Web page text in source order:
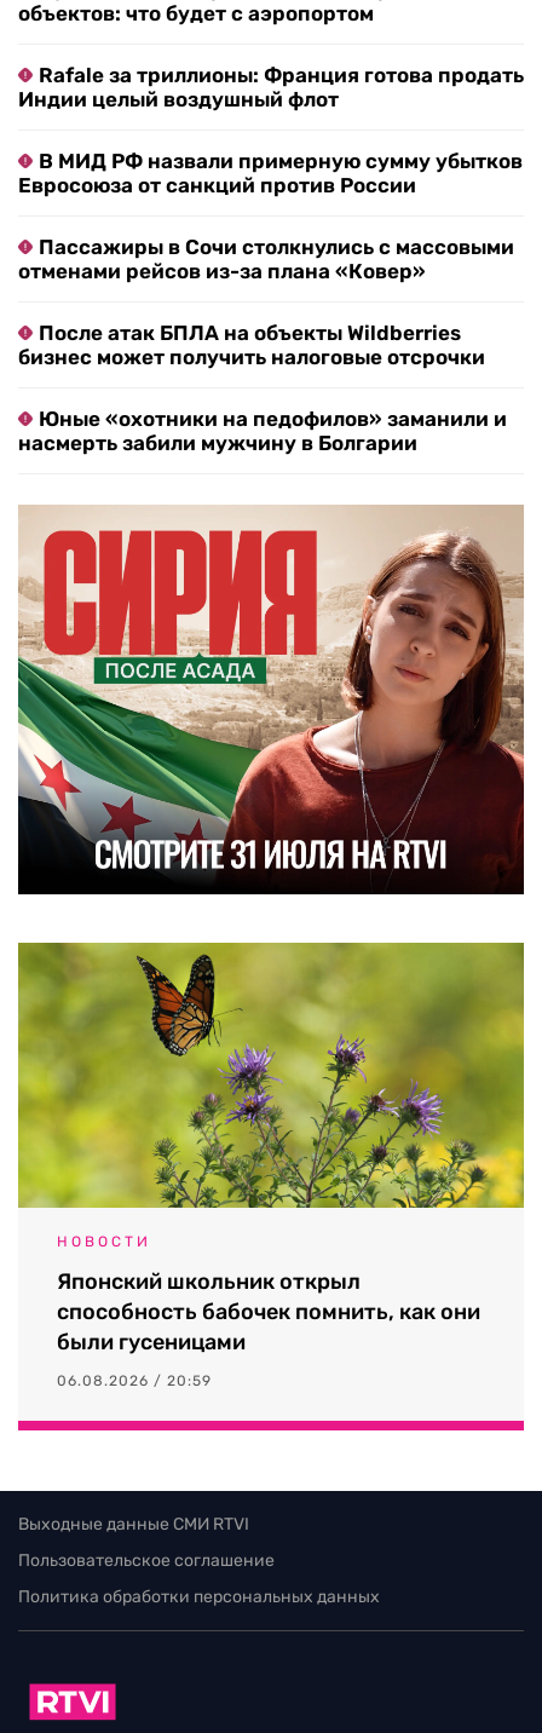
объектов: что будет с аэропортом
Rafale за триллионы: Франция готова продать
Индии целый воздушный флот
В МИД РФ назвали примерную сумму убытков
Евросоюза от санкций против России
Пассажиры в Сочи столкнулись с массовыми
отменами рейсов из-за плана «Ковер»
После атак БПЛА на объекты Wildberries
бизнес может получить налоговые отсрочки
Юные «охотники на педофилов» заманили и
насмерть забили мужчину в Болгарии
НОВОСТИ
Японский школьник открыл
способность бабочек помнить, как они
были гусеницами
06.08.2026 / 20:59
Выходные данные СМИ RTVI
Пользовательское соглашение
Политика обработки персональных данных